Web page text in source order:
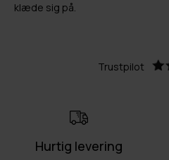
klæde sig på.
Trustpilot
Hurtig levering